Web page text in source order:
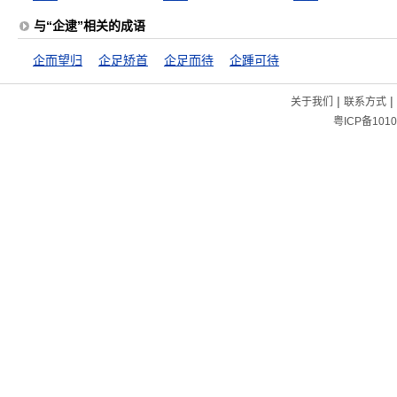
与“企逮”相关的成语
企而望归 企足矫首 企足而待 企踵可待
关于我们 | 联系方式|
粤ICP备